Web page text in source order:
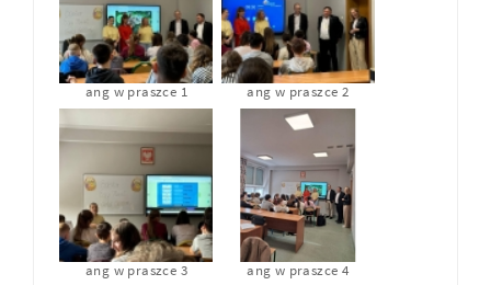
ang w praszce 1 ang w praszce 2
ang w praszce 3 ang w praszce 4